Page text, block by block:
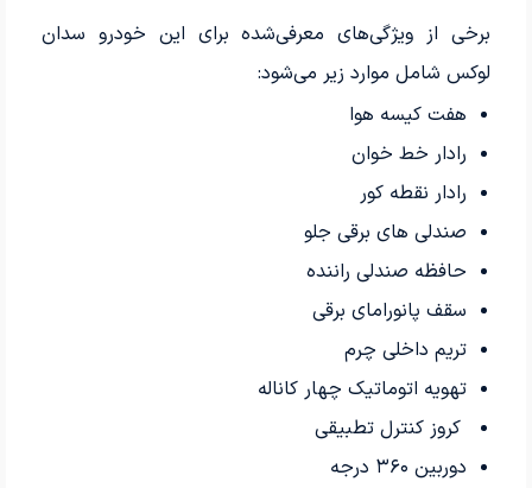
برخی از ویژگی‌های معرفی‌شده برای این خودرو سدان
لوکس شامل موارد زیر می‌شود:
هفت کیسه هوا
رادار خط خوان
رادار نقطه کور
صندلی های برقی جلو
حافظه صندلی راننده
سقف پانورامای برقی
تریم داخلی چرم
تهویه اتوماتیک چهار کاناله
کروز کنترل تطبیقی
دوربین ۳۶۰ درجه